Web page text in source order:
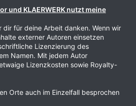
und KLAERWERK nutzt meine
dir für deine Arbeit danken. Wenn wir
externer Autoren einsetzen
Lizenzierung des
Namen. Mit jedem Autor
Lizenzkosten sowie Royalty-
Orte auch im Einzelfall besprochen